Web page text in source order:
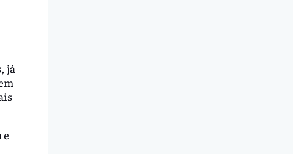
já
e